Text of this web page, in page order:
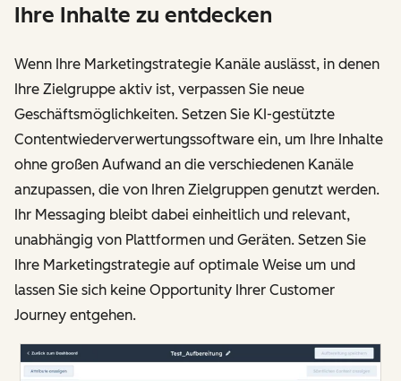
Ihre Inhalte zu entdecken
Wenn Ihre Marketingstrategie Kanäle auslässt, in denen
Ihre Zielgruppe aktiv ist, verpassen Sie neue
Geschäftsmöglichkeiten. Setzen Sie KI-gestützte
Contentwiederverwertungssoftware ein, um Ihre Inhalte
ohne großen Aufwand an die verschiedenen Kanäle
anzupassen, die von Ihren Zielgruppen genutzt werden.
Ihr Messaging bleibt dabei einheitlich und relevant,
unabhängig von Plattformen und Geräten. Setzen Sie
Ihre Marketingstrategie auf optimale Weise um und
lassen Sie sich keine Opportunity Ihrer Customer
Journey entgehen.